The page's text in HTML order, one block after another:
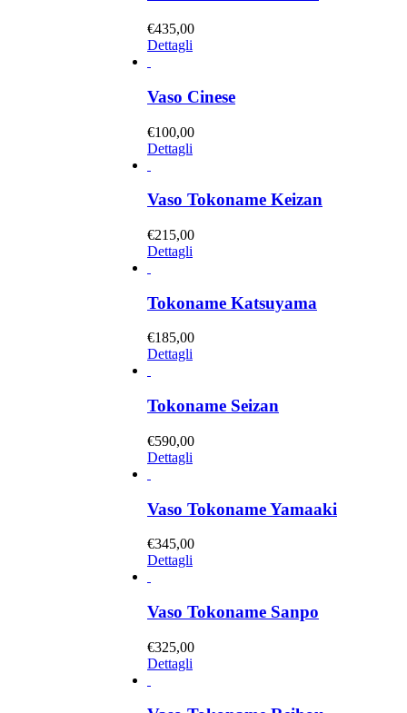
€435,00
Dettagli
Vaso Cinese
€100,00
Dettagli
Vaso Tokoname Keizan
€215,00
Dettagli
Tokoname Katsuyama
€185,00
Dettagli
Tokoname Seizan
€590,00
Dettagli
Vaso Tokoname Yamaaki
€345,00
Dettagli
Vaso Tokoname Sanpo
€325,00
Dettagli